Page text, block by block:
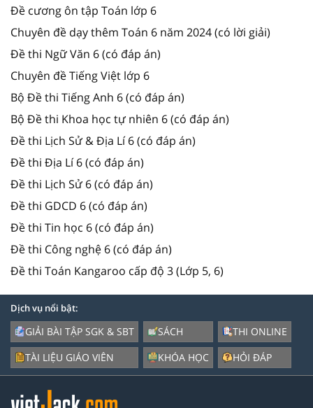
Đề cương ôn tập Toán lớp 6
Chuyên đề dạy thêm Toán 6 năm 2024 (có lời giải)
Đề thi Ngữ Văn 6 (có đáp án)
Chuyên đề Tiếng Việt lớp 6
Bộ Đề thi Tiếng Anh 6 (có đáp án)
Bộ Đề thi Khoa học tự nhiên 6 (có đáp án)
Đề thi Lịch Sử & Địa Lí 6 (có đáp án)
Đề thi Địa Lí 6 (có đáp án)
Đề thi Lịch Sử 6 (có đáp án)
Đề thi GDCD 6 (có đáp án)
Đề thi Tin học 6 (có đáp án)
Đề thi Công nghệ 6 (có đáp án)
Đề thi Toán Kangaroo cấp độ 3 (Lớp 5, 6)
Dịch vụ nổi bật:
GIẢI BÀI TẬP SGK & SBT
TÀI LIỆU GIÁO VIÊN
SÁCH
KHÓA HỌC
THI ONLINE
HỎI ĐÁP